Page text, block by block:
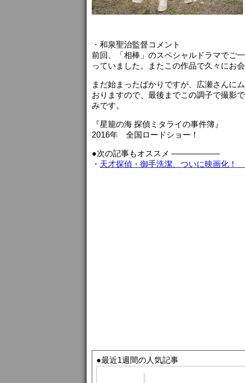
・和泉聖治監督コメント
前回、「相棒」のスペシャルドラマでご
っていました。またこの作品で久々にお
まだ始まったばかりですが、広瀬さんに
おりますので、最後までこの調子で撮影
みです。
『星籠の海 探偵ミタライの事件簿』
2016年 全国ロードショー！
●次の記事もオススメ ——————
・ 天才探偵・御手洗潔、ついに映画化！
●最近1週間の人気記事